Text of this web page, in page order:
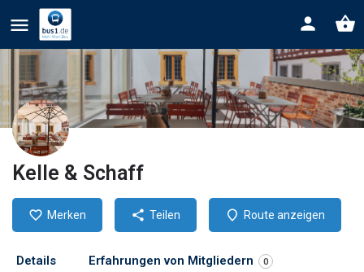
Kelle & Schaff
Merken Teilen Route anzeigen
Details Erfahrungen von Mitgliedern 0